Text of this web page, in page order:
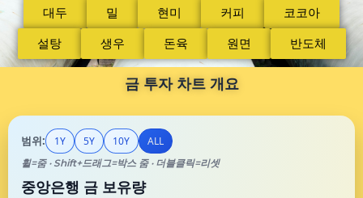
대두 밀 현미 커피 코코아
설탕 생우 돈육 원면 반도체
금 투자 차트 개요
범위: 1Y 5Y 10Y ALL
휠=줌 · Shift+드래그=박스 줌 · 더블클릭=리셋
중앙은행 금 보유량